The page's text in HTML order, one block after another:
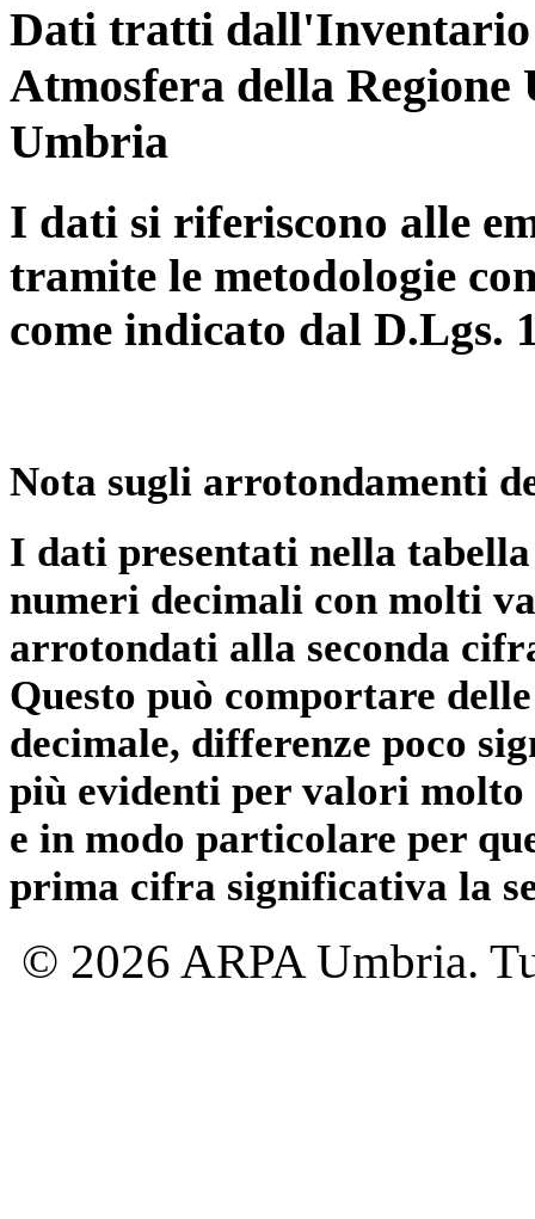
Dati tratti dall'Inventario
Atmosfera della
Umbria
I dati si riferiscono alle
tramite le metodologie
come indicato dal D.Lgs.
Nota sugli arrotondamenti
I dati presentati nella
numeri decimali con molti
arrotondati alla seconda
Questo può comportare
decimale, differenze poco
più evidenti per valori
e in modo particolare per
prima cifra significativa la
© 2026 ARPA Umbria.